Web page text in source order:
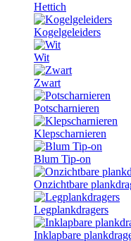
Hettich
Kogelgeleiders
Wit
Zwart
Potscharnieren
Klepscharnieren
Blum Tip-on
Onzichtbare
Legplankdragers
Inklapbare